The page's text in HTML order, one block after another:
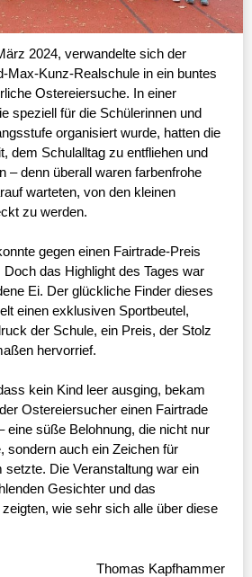
2024, verwandelte sich der
Max-Kunz-Realschule in ein buntes
Ostereiersuche. In einer
speziell für die Schülerinnen und
organisiert wurde, hatten die
dem Schulalltag zu entfliehen und
– denn überall waren farbenfrohe
warteten, von den kleinen
zu werden.
gegen einen Fairtrade-Preis
das Highlight des Tages war
Ei. Der glückliche Finder dieses
einen exklusiven Sportbeutel,
der Schule, ein Preis, der Stolz
hervorrief.
kein Kind leer ausging, bekam
Ostereiersucher einen Fairtrade
eine süße Belohnung, die nicht nur
sondern auch ein Zeichen für
setzte. Die Veranstaltung war ein
Gesichter und das
wie sehr sich alle über diese
Thomas Kapfhammer